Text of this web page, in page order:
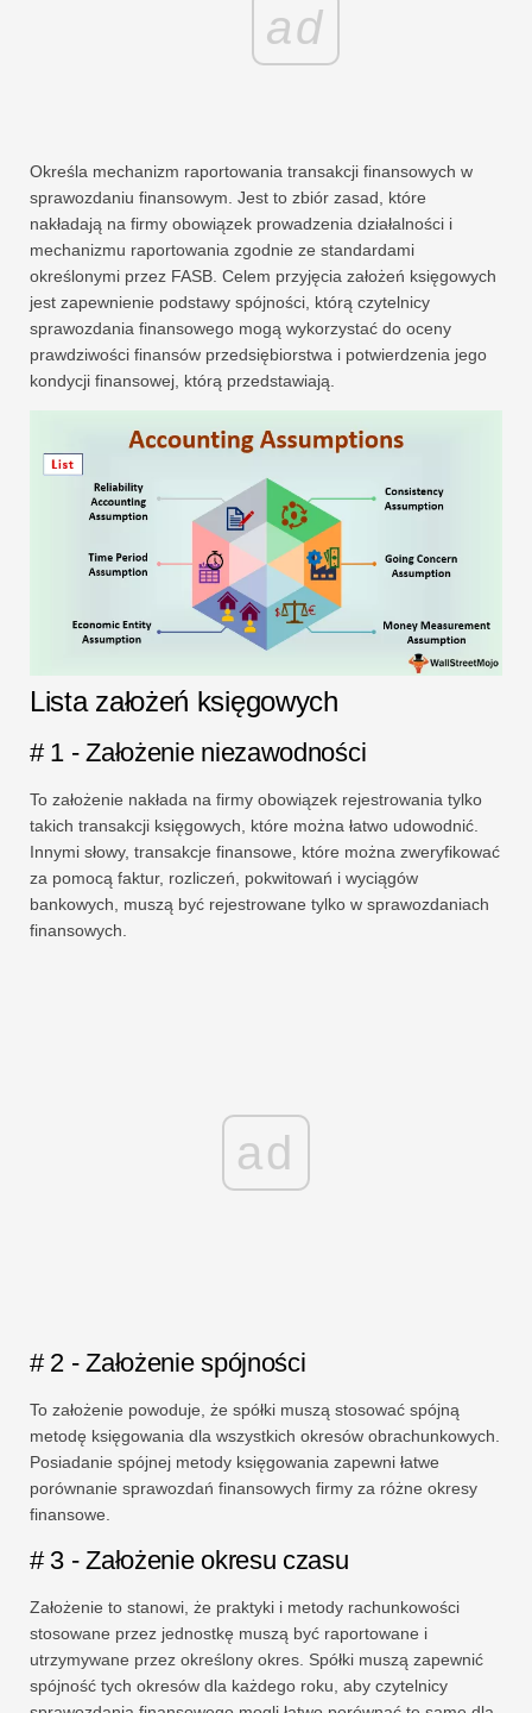
ad
Określa mechanizm raportowania transakcji finansowych w
sprawozdaniu finansowym. Jest to zbiór zasad, które
nakładają na firmy obowiązek prowadzenia działalności i
mechanizmu raportowania zgodnie ze standardami
określonymi przez FASB. Celem przyjęcia założeń księgowych
jest zapewnienie podstawy spójności, którą czytelnicy
sprawozdania finansowego mogą wykorzystać do oceny
prawdziwości finansów przedsiębiorstwa i potwierdzenia jego
kondycji finansowej, którą przedstawiają.
Lista założeń księgowych
# 1 - Założenie niezawodności
To założenie nakłada na firmy obowiązek rejestrowania tylko
takich transakcji księgowych, które można łatwo udowodnić.
Innymi słowy, transakcje finansowe, które można zweryfikować
za pomocą faktur, rozliczeń, pokwitowań i wyciągów
bankowych, muszą być rejestrowane tylko w sprawozdaniach
finansowych.
ad
# 2 - Założenie spójności
To założenie powoduje, że spółki muszą stosować spójną
metodę księgowania dla wszystkich okresów obrachunkowych.
Posiadanie spójnej metody księgowania zapewni łatwe
porównanie sprawozdań finansowych firmy za różne okresy
finansowe.
# 3 - Założenie okresu czasu
Założenie to stanowi, że praktyki i metody rachunkowości
stosowane przez jednostkę muszą być raportowane i
utrzymywane przez określony okres. Spółki muszą zapewnić
spójność tych okresów dla każdego roku, aby czytelnicy